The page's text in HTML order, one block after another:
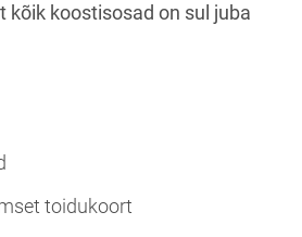
kõik koostisosad on sul juba
toidukoort